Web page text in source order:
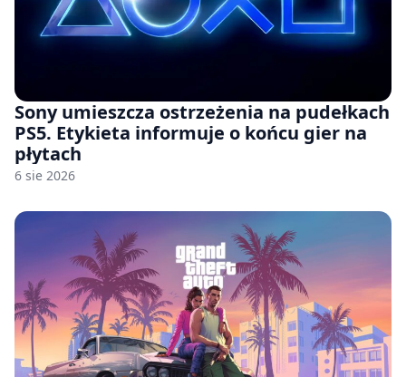
Sony umieszcza ostrzeżenia na pudełkach
PS5. Etykieta informuje o końcu gier na
płytach
6 sie 2026